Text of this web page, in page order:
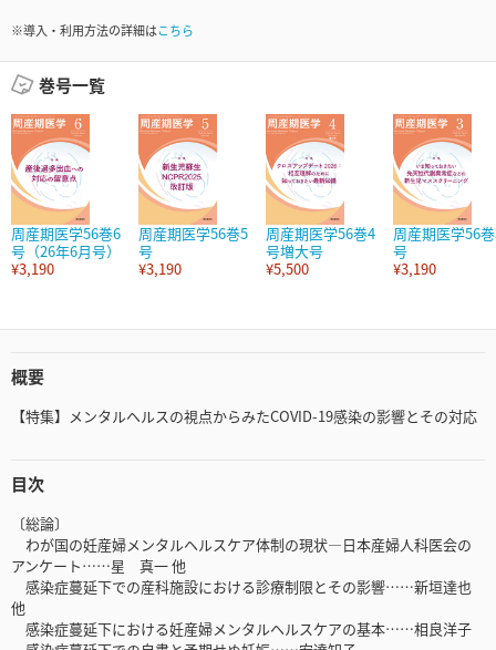
※導入・利用方法の詳細はこちら
巻号一覧
周産期医学56巻6
号（26年6月号）
¥3,190
周産期医学56巻5
号
¥3,190
周産期医学56巻4
号増大号
¥5,500
周産期医学56
号
¥3,190
概要
【特集】メンタルヘルスの視点からみたCOVID-19感染の影響とその対応
目次
〔総論〕
わが国の妊産婦メンタルヘルスケア体制の現状―日本産婦人科医会の
アンケート……星 真一 他
感染症蔓延下での産科施設における診療制限とその影響……新垣達也
他
感染症蔓延下における妊産婦メンタルヘルスケアの基本……相良洋子